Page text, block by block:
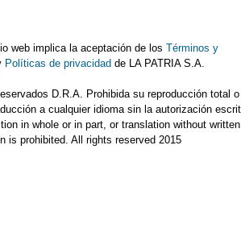
web implica la aceptación de losTérminos y
Políticas de privacidad de LA PATRIA S.A.
D.R.A. Prohibida su reproducción total o
a cualquier idioma sin la autorización
in whole or in part, or translation without written
is prohibited. All rights reserved 2015